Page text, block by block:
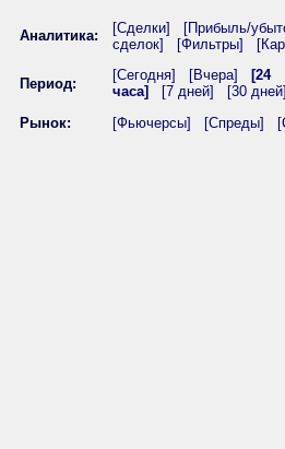
Аналитика: [Сделки]
[Прибыль/
сделок]
[Фильтры]
Период:
[Сегодня] [Вчера]
[24
часа]
[7 дней]
[30
Рынок:
[Фьючерсы] [Спреды]